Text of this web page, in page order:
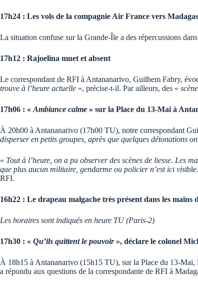
17h24 : Les vols de la compagnie Air France vers
La situation confuse sur la Grande-Île a des répercussions
17h12 : Rajoelina muet et absent
Le correspondant de RFI à Antananarivo, Guilhem Fabry,
trouve à l’heure actuelle », précise-t-il. Par ailleurs, des «
17h06 : « Ambiance calme » sur la Place du 13-Mai à
À 20h00 à Antananarivo (17h00 TU), notre correspondant
disperser en petits groupes, après que quelques détonations
« Tout à l’heure, on a pu observer des scènes de liesse. Les
que plus aucun militaire, gendarme ou policier n’est ici visible.
RFI.
16h22 : Le drapeau malgache très présent dans les mains
Les horaires sont indiqués en heure TU (Paris-2)
17h30 : « Qu’ils quittent le pouvoir », déclare le colonel
À 18h15 à Antananarivo (15h15 TU), sur la Place du 13-Mai,
a répondu aux questions de la correspondante de RFI à